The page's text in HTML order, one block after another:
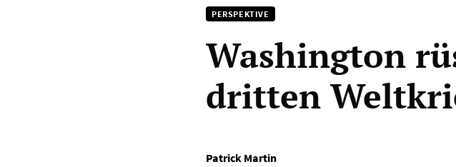
PERSPEKTIVE
Washington
dritten
Patrick Martin